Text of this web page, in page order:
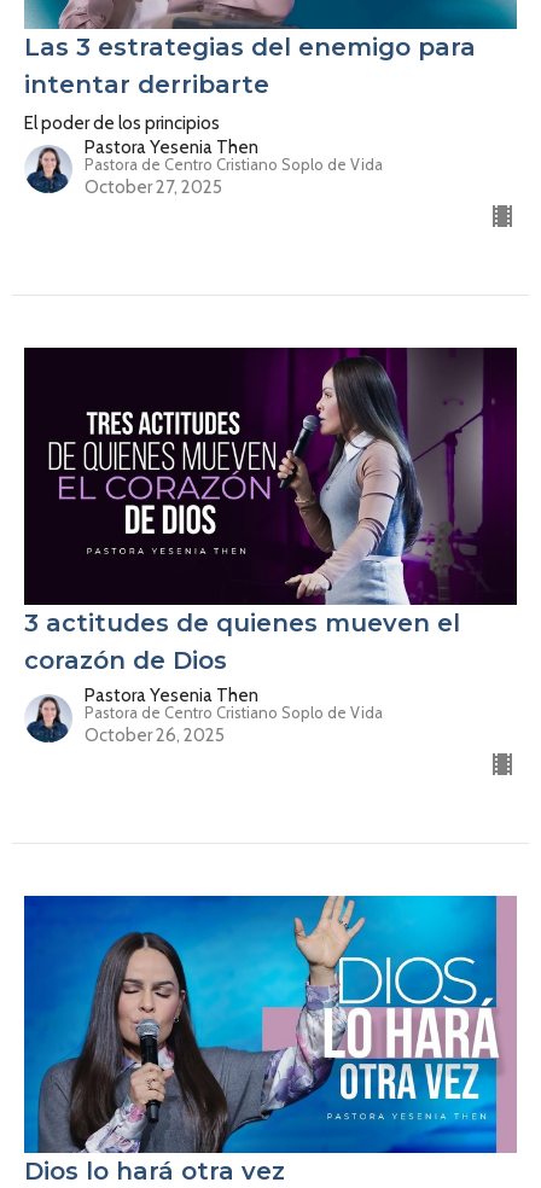
Las 3 estrategias del enemigo para
intentar derribarte
El poder de los principios
Pastora Yesenia Then
Pastora de Centro Cristiano Soplo de Vida
October 27, 2025
3 actitudes de quienes mueven el
corazón de Dios
Pastora Yesenia Then
Pastora de Centro Cristiano Soplo de Vida
October 26, 2025
Dios lo hará otra vez